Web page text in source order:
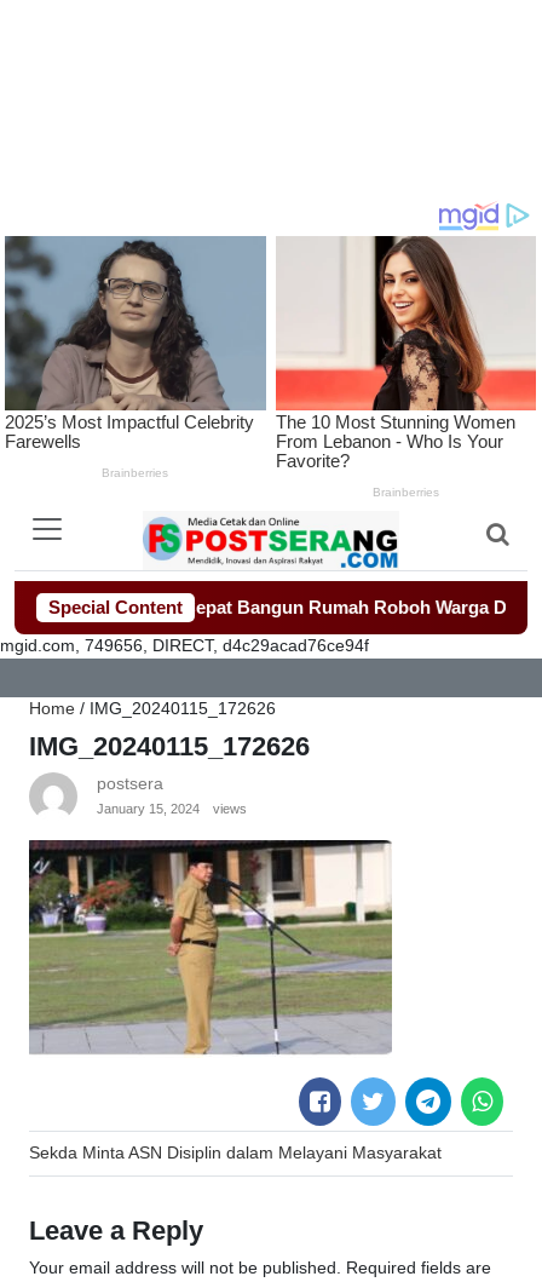
Special Content
Gerak Cepat Bangun Rumah Roboh Warga Diterjang
mgid.com, 749656, DIRECT, d4c29acad76ce94f
Home / IMG_20240115_172626
IMG_20240115_172626
postsera
January 15, 2024 views
Post
navigation
Sekda Minta ASN Disiplin dalam Melayani Masyarakat
Leave a Reply
Your email address will not be published. Required fields are